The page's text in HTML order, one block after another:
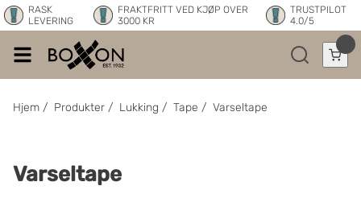
RASK
LEVERING
FRAKTFRITT VED KJØP OVER
3000 KR
TRUSTPILOT
4.0/5
Hjem / Produkter / Lukking / Tape / Varseltape
Varseltape